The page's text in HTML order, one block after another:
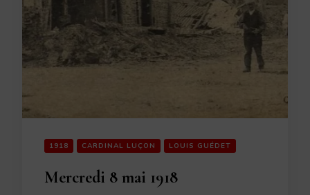
1918 CARDINAL LUÇON LOUIS GUÉDET
Mercredi 8 mai 1918